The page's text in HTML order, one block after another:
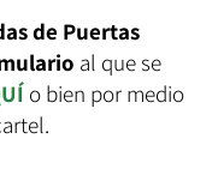
de Puertas
al que se
o bien por medio